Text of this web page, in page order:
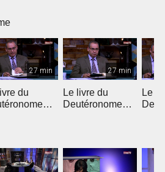
27 min
du
27 min
Le livre du
Deutéronome
Le